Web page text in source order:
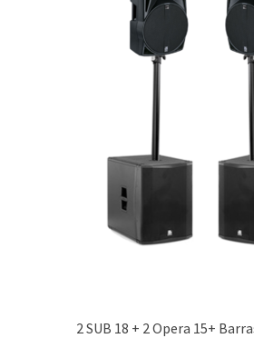
2 SUB 18 + 2 Opera 15+